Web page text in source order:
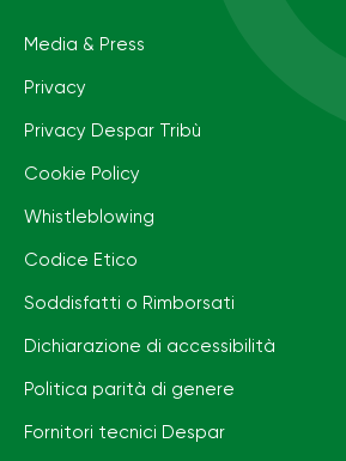
Media & Press
Privacy
Privacy Despar Tribù
Cookie Policy
Whistleblowing
Codice Etico
Soddisfatti o Rimborsati
Dichiarazione di accessibilità
Politica parità di genere
Fornitori tecnici Despar